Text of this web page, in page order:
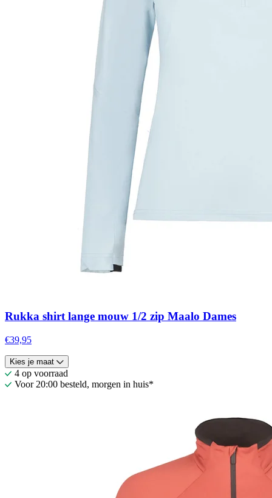
Rukka shirt lange mouw 1/2 zip Maalo Dames
€39,95
Kies je maat
4 op voorraad
Voor 20:00 besteld, morgen in huis*